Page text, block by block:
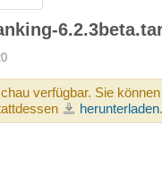
verfügbar. Sie
herunterladen.